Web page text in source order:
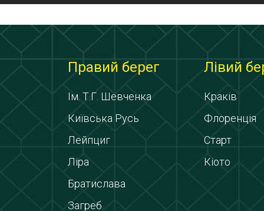
Правий берег
Ім. Т.Г. Шевченка
Київська Русь
Лейпциг
Ліра
Братислава
Загреб
Лівий
Краків
Флоренція
Старт
Кіото